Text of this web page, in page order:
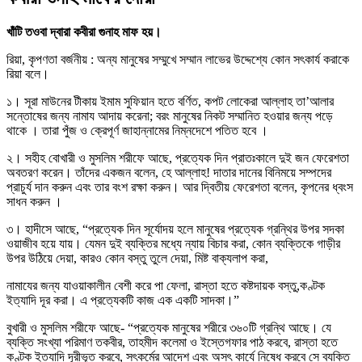
খাঁটি তওবা দ্বারা কবীরা গুনাহ মাফ হয়।
রিয়া, কৃপণতা বর্জনীয় : অন্য মানুষের সম্মুখে সম্মান লাভের উদ্দেশ্যে কোন সৎকার্য করাকে
রিয়া বলে।
১। সূরা মাউনের টীকায় ইমাম সুফিয়ান হতে বর্ণিত, কপট লোকেরা আল্লাহ তা’আলার
সন্তোষের জন্য নামায আদায় করেনা; বরং মানুষের নিকট সম্মানিত হওয়ার জন্য পড়ে
থাকে । তারা পুঁজ ও ক্রেপূর্ণ জাহান্নামের নিম্নদেশে পতিত হবে ।
২। সহীহ বোখারী ও মুসলিম শরীফে আছে, প্রত্যেক দিন প্রাতঃকালে দুই জন ফেরেশতা
অবতরণ করেন। তাঁদের একজন বলেন, হে আল্লাহ! দাতার দানের বিনিময়ে সম্পদের
প্রাচুর্য দান করুন এবং তার বংশ রক্ষা করুন। আর দ্বিতীয় ফেরেশতা বলেন, কৃপনের ধ্বংস
সাধন করুন ।
৩। হাদীসে আছে, “প্রত্যেক দিন সূর্যোদয় হলে মানুষের প্রত্যেক গ্রন্থির উপর সদকা
ওয়াজীব হয়ে যায়। যেমন দুই ব্যক্তির মধ্যে ন্যায় বিচার করা, কোন ব্যক্তিকে গাড়ীর
উপর উঠিয়ে দেয়া, কারও কোন বস্তু তুলে দেয়া, মিষ্ট বাক্যলাপ করা,
নামাযের জন্য যাওয়াকালীন বেশী করে পা ফেলা, রাস্তা হতে কষ্টদায়ক বস্তু,কণ্টক
ইত্যাদি দূর করা। এ প্রত্যেকটি কাজ এক একটি সাদকা।”
বুখারী ও মুসলিম শরীফে আছে- “প্রত্যেক মানুষের শরীরে ৩৬০টি গ্রন্থি আছে। যে
ব্যক্তি সংখ্যা পরিমাণ তকবীর, তাহমীদ কলেমা ও ইস্তেগফার পাঠ করবে, রাস্তা হতে
কণ্টক ইত্যাদি দূরীভূত করবে, সৎকর্মের আদেশ এবং অসৎ কার্যে নিষেধ করবে সে ব্যক্তি